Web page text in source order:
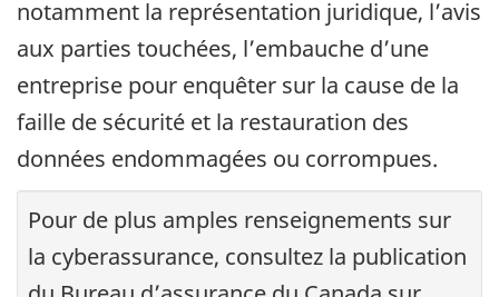
notamment la représentation juridique, l’avis
aux parties touchées, l’embauche d’une
entreprise pour enquêter sur la cause de la
faille de sécurité et la restauration des
données endommagées ou corrompues.
Pour de plus amples renseignements sur
la cyberassurance, consultez la publication